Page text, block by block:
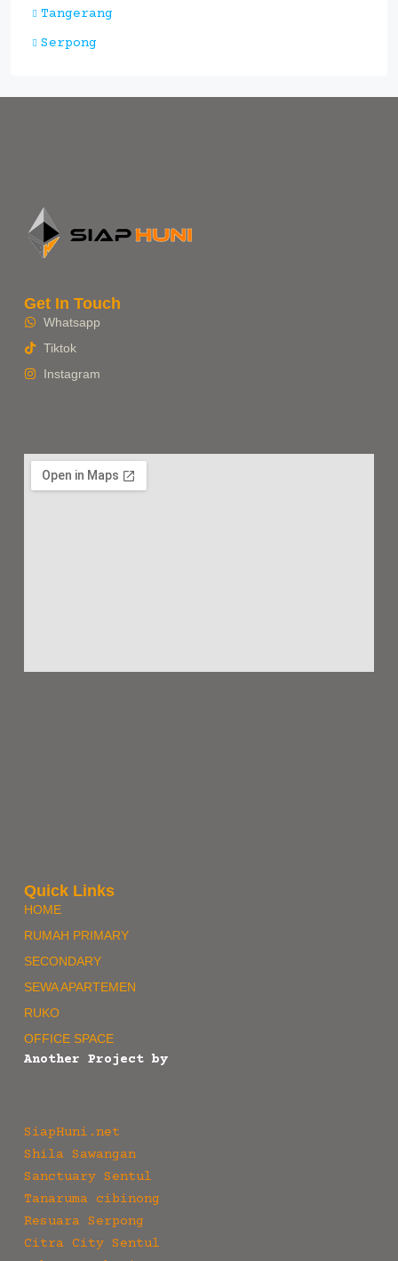
Tangerang
Serpong
Get In Touch
Whatsapp
Tiktok
Instagram
Quick Links
HOME
RUMAH PRIMARY
SECONDARY
SEWA APARTEMEN
RUKO
OFFICE SPACE
Another Project by
SiapHuni.net
Shila Sawangan
Sanctuary Sentul
Tanaruma cibinong
Resuara Serpong
Citra City Sentul